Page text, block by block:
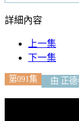
詳細內容
上一集
下一集
第091集 由 正